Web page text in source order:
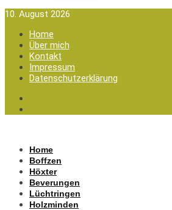
10. August 2026
Home
Über mich
Kontakt
Impressum
Datenschutzerklärung
Home
Boffzen
Höxter
Beverungen
Lüchtringen
Holzminden